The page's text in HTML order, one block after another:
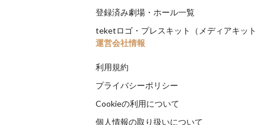
登録済み劇場・ホール一覧
teketロゴ・プレスキット（メディアキット
運営会社情報
利用規約
プライバシーポリシー
Cookieの利用について
個人情報の取り扱いについて